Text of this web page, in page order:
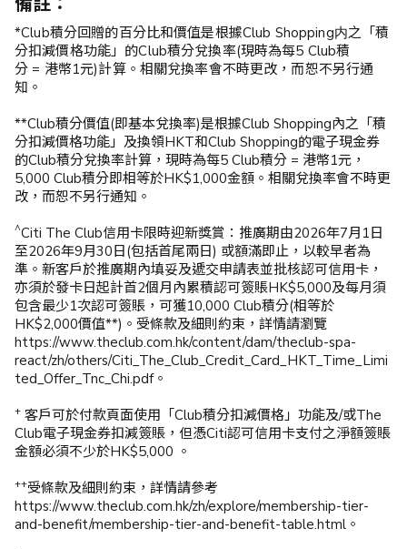
withClubpoints憑Club積分消費-手機兌換服務」條款及細則
約束。
確性作任何的陳述或保證。如對本服務有任何疑問，包括但不
限於與兌換簽賬額有關的任何事宜，請直接聯絡花旗銀行。
*Club積分回贈的百分比和價值是根據Club Shopping内之「積
分扣減價格功能」的Club積分兌換率(現時為每5 Club積
分 = 港幣1元)計算。相關兌換率會不時更改，而恕不另行通
知。​
**Club積分價值(即基本兌換率)是根據Club Shopping內之「積
分扣減價格功能」及換領HKT和Club Shopping的電子現金券
的Club積分兌換率計算，現時為每5 Club積分 = 港幣1元，
5,000 Club積分即相等於HK$1,000金額。相關兌換率會不時更
改，而恕不另行通知。​
^Citi The Club信用卡限時迎新獎賞：推廣期由2026年7月1日
至2026年9月30日(包括首尾兩日) 或額滿即止，以較早者為
準。新客戶於推廣期內填妥及遞交申請表並批核認可信用卡，
亦須於發卡日起計首2個月內累積認可簽賬HK$5,000及每月須
包含最少1次認可簽賬，可獲10,000 Club積分(相等於
HK$2,000價值**)。受條款及細則約束，詳情請瀏覽
https://www.theclub.com.hk/content/dam/theclub-spa-
react/zh/others/Citi_The_Club_Credit_Card_HKT_Time_Limi
ted_Offer_Tnc_Chi.pdf。
+ 客戶可於付款頁面使用「Club積分扣減價格」功能及/或The
Club電子現金券扣減簽賬，但憑Citi認可信用卡支付之淨額簽賬
金額必須不少於HK$5,000 。
++受條款及細則約束，詳情請參考
https://www.theclub.com.hk/zh/explore/membership-tier-
and-benefit/membership-tier-and-benefit-table.html。